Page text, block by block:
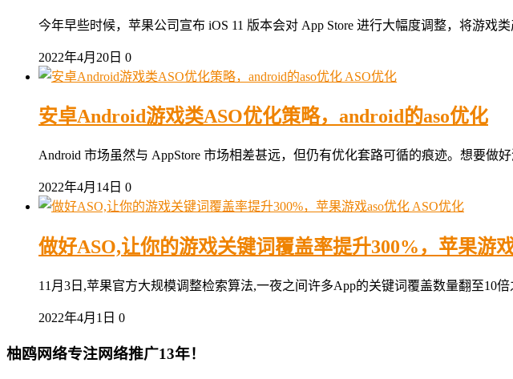
今年早些时候，苹果公司宣布 iOS 11 版本会对 App Store 进行大幅度调整，将游
2022年4月20日 0
ASO优化
安卓Android游戏类ASO优化策略，android的aso优化
Android 市场虽然与 AppStore 市场相差甚远，但仍有优化套路可循的痕迹。想要
2022年4月14日 0
ASO优化
做好ASO,让你的游戏关键词覆盖率提升300%，苹果游
11月3日,苹果官方大规模调整检索算法,一夜之间许多App的关键词覆盖数量翻至10
2022年4月1日 0
柚鸥网络专注网络推广13年！